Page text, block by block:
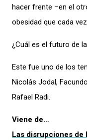
hacer frente –en el
obesidad que cada
¿Cuál es el futuro de
Este fue uno de los
Nicolás Jodal,
Rafael Radi.
Viene de…
Las disrupciones de